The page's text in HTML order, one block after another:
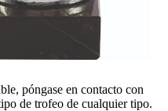
póngase en contacto con
de trofeo de cualquier tipo.